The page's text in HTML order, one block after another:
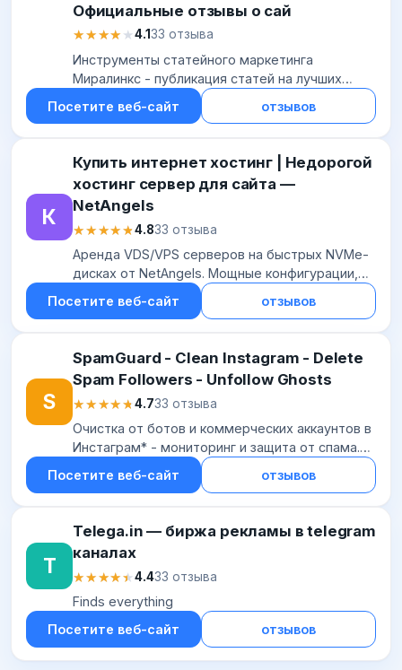
Официальные отзывы о сай
★★★★★
★★★★★4.133 отзыва
Инструменты статейного маркетинга
Миралинкс - публикация статей на лучших
сайтах Рунета навсегда! Управление
репутацией в поисковых системах,
Посетите веб-сайт отзывов
К
Купить интернет хостинг | Недорогой
хостинг сервер для сайта —
NetAngels
★★★★★
★★★★★4.833 отзыва
Аренда VDS/VPS серверов на быстрых NVMe-
дисках от NetAngels. Мощные конфигурации,
защита от DDoS-атак, хостинг и регистрация
доменов. Поддержка 24/7.
Посетите веб-сайт отзывов
S
SpamGuard - Clean Instagram - Delete
Spam Followers - Unfollow Ghosts
★★★★★
★★★★★4.733 отзыва
Очистка от ботов и коммерческих аккаунтов в
Инстаграм* - мониторинг и защита от спама.
Отписка от невзаимных и неактивных
Инстаграм* аккаунтов
Посетите веб-сайт отзывов
T
Telega.in — биржа рекламы в telegram
каналах
★★★★★
★★★★★4.433 отзыва
Finds everything
Посетите веб-сайт
отзывов